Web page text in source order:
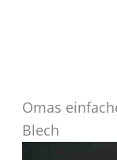
Omas
Blech